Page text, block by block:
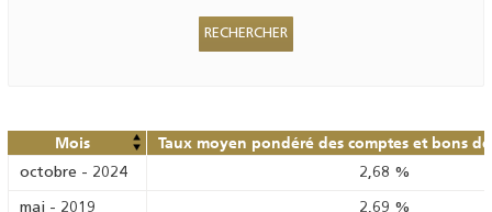
Mois Taux moyen pondéré des comptes et bons de
octobre - 2024 2,68 %
mai - 2019 2,69 %